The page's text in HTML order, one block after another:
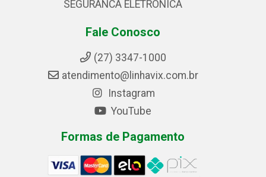
SEGURANCA ELETRONICA
Fale Conosco
(27) 3347-1000
atendimento@linhavix.com.br
Instagram
YouTube
Formas de Pagamento